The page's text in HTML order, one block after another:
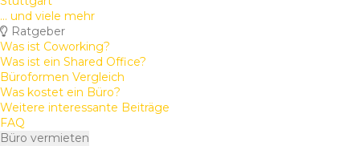
... und viele mehr
Ratgeber
Was ist Coworking?
Was ist ein Shared Office?
Büroformen Vergleich
Was kostet ein Büro?
Weitere interessante Beiträge
FAQ
Büro vermieten